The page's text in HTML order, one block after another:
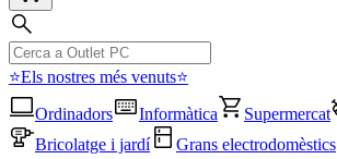
⭐Els nostres més venuts⭐
Ordinadors
Informàtica Supermercat
Bricolatge i jardí
Grans electrodomèstics